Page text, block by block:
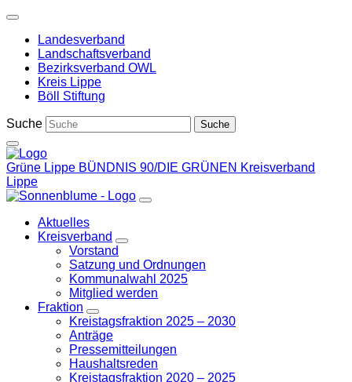
Weiter
Inhalt
Landesverband
Landschaftsverband
Bezirksverband OWL
Kreis Lippe
Böll Stiftung
Suche
Grüne Lippe BÜNDNIS 90/DIE GRÜNEN Kreisverband
Lippe
Aktuelles
Kreisverband
Zeige
Untermenü
Vorstand
Satzung und Ordnungen
Kommunalwahl 2025
Mitglied werden
Fraktion
Zeige
Untermenü
Kreistagsfraktion 2025 – 2030
Anträge
Pressemitteilungen
Haushaltsreden
Kreistagsfraktion 2020 – 2025